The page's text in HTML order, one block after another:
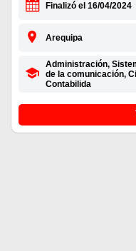
Finalizó el 16/04/2024
Arequipa
Administración,
de la comunicación,
Contabilida